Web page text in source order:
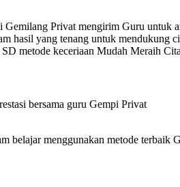
Privat mengirim Guru untuk
hasil yang tenang untuk mendukung
metode keceriaan Mudah Meraih
bersama guru Gempi Privat
menggunakan metode terbaik